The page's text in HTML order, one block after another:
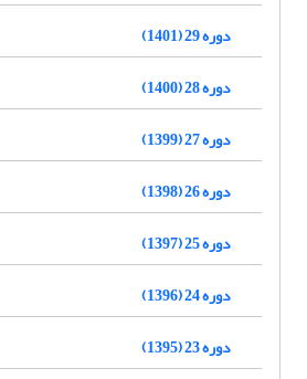
دوره 29 (1401)
دوره 28 (1400)
دوره 27 (1399)
دوره 26 (1398)
دوره 25 (1397)
دوره 24 (1396)
دوره 23 (1395)